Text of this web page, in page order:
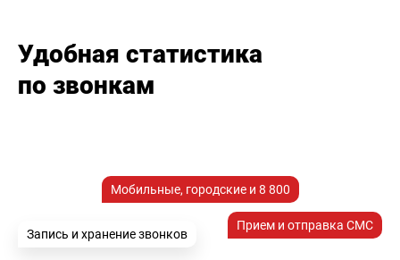
Удобная статистика
по звонкам
Мобильные, городские и 8 800
Прием и отправка СМС
Запись и хранение звонков